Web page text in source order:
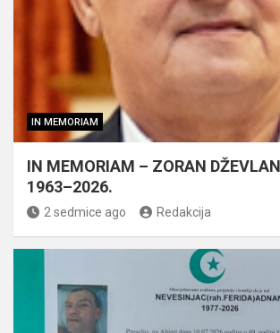
IN MEMORIAM
IN MEMORIAM – ZORAN
1963–2026.
2 sedmice ago Redakcija